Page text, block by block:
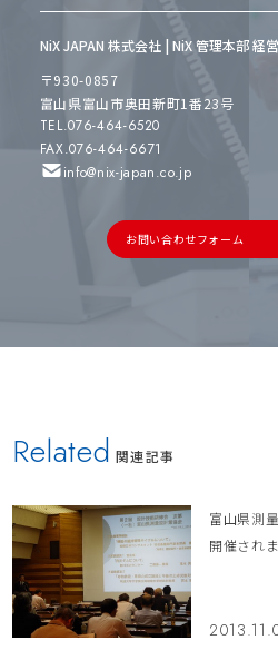
NiX JAPAN 株式会社 | NiX 管理本部 経
〒930-0857
富山県富山市奥田新町1番23号
TEL.076-464-6520
FAX.076-464-6671
info@nix-japan.co.jp
お問い合わせフォーム
Related 関連記事
富山県測
開催されま